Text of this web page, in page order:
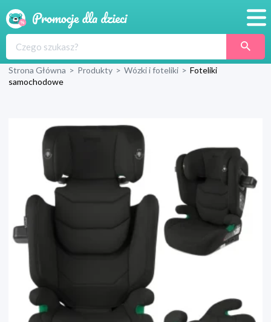
Produkty
Blog
Wyprawka
Strona Główna > Produkty > Wózki i foteliki > Foteliki
samochodowe